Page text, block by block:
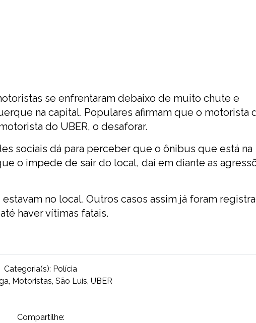
se enfrentaram debaixo de muito chute e
na capital. Populares afirmam que o motorista
do UBER, o desaforar.
sociais dá para perceber que o ônibus que está na
o impede de sair do local, daí em diante as
no local. Outros casos assim já foram
haver vítimas fatais.
Categoria(s): Polícia
, Motoristas, São Luís, UBER
Compartilhe: